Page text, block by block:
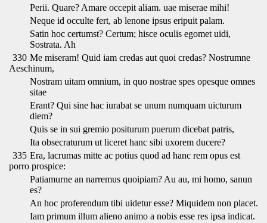
Perii. Quare? Amare occepit aliam. uae miserae mihi!
Neque id occulte fert, ab lenone ipsus eripuit palam.
Satin hoc certumst? Certum; hisce oculis egomet uidi,
Sostrata. Ah
330 Me miseram! Quid iam credas aut quoi credas? Nostrumne
Aeschinum,
Nostram uitam omnium, in quo nostrae spes opesque omnes
sitae
Erant? Qui sine hac iurabat se unum numquam uicturum
diem?
Quis se in sui gremio positurum puerum dicebat patris,
Ita obsecraturum ut liceret hanc sibi uxorem ducere?
335 Era, lacrumas mitte ac potius quod ad hanc rem opus est
porro prospice:
Patiamurne an narremus quoipiam? Au au, mi homo, sanun
es?
An hoc proferendum tibi uidetur esse? Miquidem non placet.
Iam primum illum alieno animo a nobis esse res ipsa indicat.